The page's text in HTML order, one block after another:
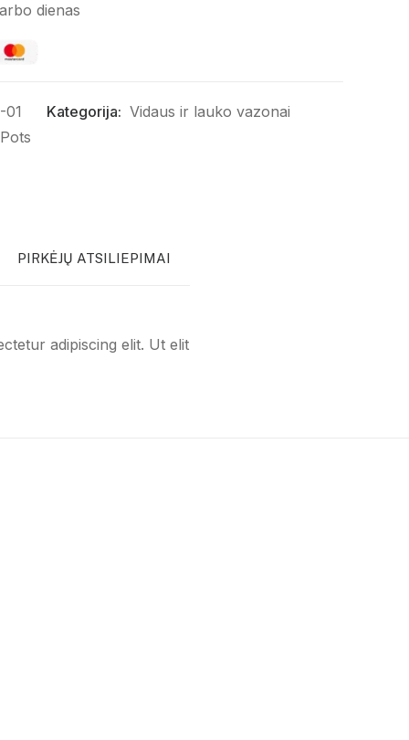
dienas
01 Kategorija: Vidaus ir lauko vazonai
PIRKĖJŲ ATSILIEPIMAI
adipiscing elit. Ut elit